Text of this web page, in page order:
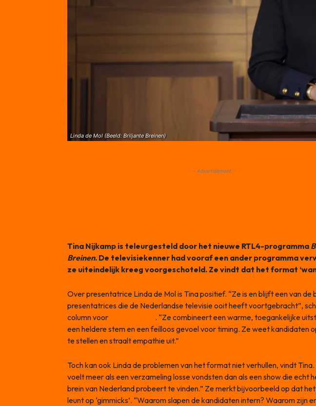
Linda de Mol (Beeld: Briljante Breinen)
- Advertisement -
Tina Nijkamp is teleurgesteld door het nieuwe RTL4-programma
Breinen. De televisiekenner had vooraf een ander programma
ze uiteindelijk kreeg voorgeschoteld. Ze vindt dat het format
Over presentatrice Linda de Mol is Tina positief. “Ze is en blijft een van de
presentatrices die de Nederlandse televisie ooit heeft voortgebracht”,
column voor
. “Ze combineert een warme, toegankelijke
een heldere stem en een feilloos gevoel voor timing. Ze weet kandidaten
te stellen en straalt empathie uit.”
Toch kan ook Linda de problemen van het format niet verhullen, vindt
voelt meer als een verzameling losse vondsten dan als een show die echt
brein van Nederland probeert te vinden.” Ze merkt bijvoorbeeld op dat
leunt op ‘gimmicks’. “Waarom slapen de kandidaten intern? Waarom zijn